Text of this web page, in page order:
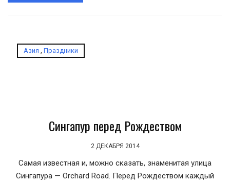
Азия Праздники
Сингапур перед Рождеством
2 ДЕКАБРЯ 2014
Самая известная и, можно сказать, знаменитая улица
Сингапура — Orchard Road. Перед Рождеством каждый